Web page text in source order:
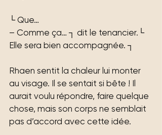
└ Que…
– Comme ça… ┐ dit le tenancier.└
Elle sera bien accompagnée. ┐
Rhaen sentit la chaleur lui monter
au visage. Il se sentait si bête ! Il
aurait voulu répondre, faire quelque
chose, mais son corps ne semblait
pas d’accord avec cette idée.